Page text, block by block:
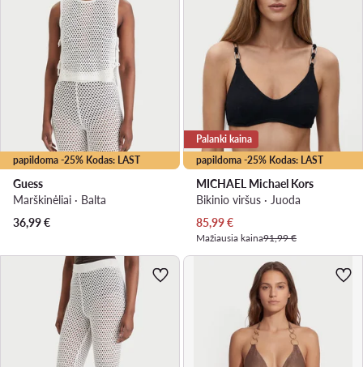
papildoma -25% Kodas: LAST
Guess
Marškinėliai · Balta
36,99€
papildoma -25% Kodas: LAST
Palanki kaina
MICHAEL Michael Kors
Bikinio viršus · Juoda
Dabartinė kaina
85,99€
Mažiausia kaina91,99 €